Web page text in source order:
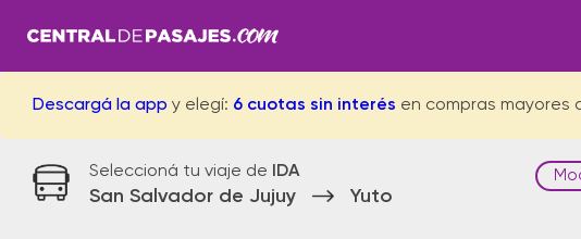
Descargá la app y elegí: 6 cuotas sin interés en compras mayores
Seleccioná tu viaje de IDA
San Salvador de Jujuy Yuto